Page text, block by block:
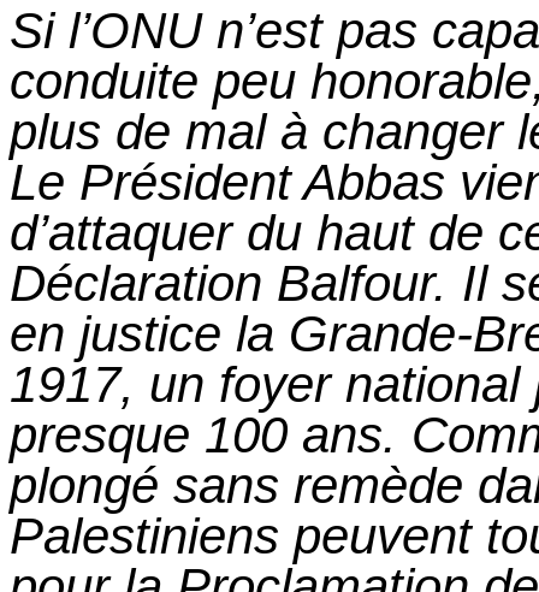
Si l’ONU n’est pas
conduite peu
plus de mal à changer
Le Président Abbas
d’attaquer du haut de
Déclaration Balfour. Il
en justice la Grande-
1917, un foyer national
presque 100 ans.
plongé sans remède
Palestiniens peuvent